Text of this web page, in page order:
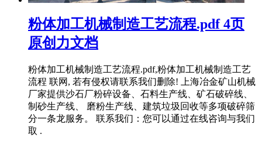
粉体加工机械制造工艺流程.pdf 4页
原创力文档
粉体加工机械制造工艺流程.pdf,粉体加工机械制造工艺
流程 联网, 若有侵权请联系我们删除! 上海冶金矿山机械
厂家提供沙石厂粉碎设备、石料生产线、矿石破碎线、
制砂生产线、 磨粉生产线、建筑垃圾回收等多项破碎筛
分一条龙服务。 联系我们：您可以通过在线咨询与我们
取 .